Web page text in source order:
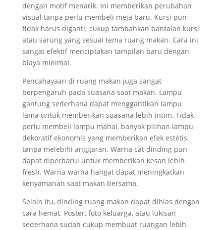
dengan motif menarik. Ini memberikan perubahan
visual tanpa perlu membeli meja baru. Kursi pun
tidak harus diganti; cukup tambahkan bantalan kursi
atau sarung yang sesuai tema ruang makan. Cara ini
sangat efektif menciptakan tampilan baru dengan
biaya minimal.
Pencahayaan di ruang makan juga sangat
berpengaruh pada suasana saat makan. Lampu
gantung sederhana dapat menggantikan lampu
lama untuk memberikan suasana lebih intim. Tidak
perlu membeli lampu mahal, banyak pilihan lampu
dekoratif ekonomis yang memberikan efek estetis
tanpa melebihi anggaran. Warna cat dinding pun
dapat diperbarui untuk memberikan kesan lebih
fresh. Warna-warna hangat dapat meningkatkan
kenyamanan saat makan bersama.
Selain itu, dinding ruang makan dapat dihias dengan
cara hemat. Poster, foto keluarga, atau lukisan
sederhana sudah cukup membuat ruangan lebih